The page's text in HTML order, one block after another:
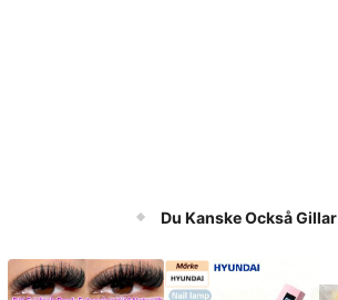
Du Kanske Också Gillar